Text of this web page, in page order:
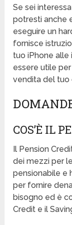
Se sei
potresti anche
eseguire un
fornisce
tuo iPhone alle
essere utile
vendita del tuo
COS’È IL
Il Pension
dei mezzi per
pensionabile e
per fornire
bisogno ed è
Credit e il